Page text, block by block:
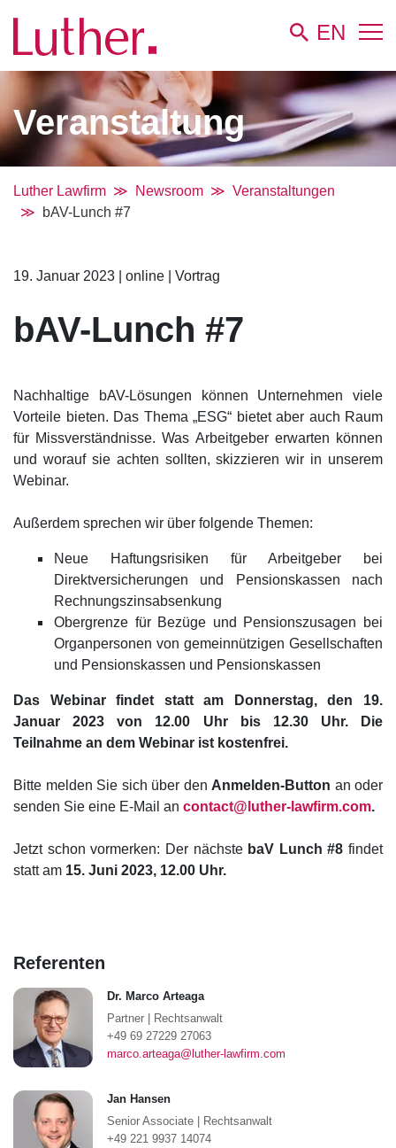
EN
Veranstaltung
Luther Lawfirm Newsroom
Veranstaltungen
bAV-Lunch #7
19. Januar 2023 online Vortrag
bAV-Lunch #7
Nachhaltige bAV-Lösungen können Unternehmen viele
Vorteile bieten. Das Thema „ESG“ bietet aber auch Raum
für Missverständnisse. Was Arbeitgeber erwarten können
und worauf sie achten sollten, skizzieren wir in unserem
Webinar.
Außerdem sprechen wir über folgende Themen:
Neue Haftungsrisiken für Arbeitgeber bei
Direktversicherungen und Pensionskassen nach
Rechnungszinsabsenkung
Obergrenze für Bezüge und Pensionszusagen bei
Organpersonen von gemeinnützigen Gesellschaften
und Pensionskassen und Pensionskassen
Das Webinar findet statt am Donnerstag, den 19.
Januar 2023 von 12.00 Uhr bis 12.30 Uhr. Die
Teilnahme an dem Webinar ist kostenfrei.
Bitte melden Sie sich über den Anmelden-Button an oder
senden Sie eine E-Mail an contact@luther-lawfirm.com.
Jetzt schon vormerken: Der nächste baV Lunch #8 findet
statt am 15. Juni 2023, 12.00 Uhr.
Referenten
Dr. Marco Arteaga
Partner
Rechtsanwalt
+49 69 27229 27063
marco.arteaga@luther-lawfirm.com
Jan Hansen
Senior Associate
Rechtsanwalt
+49 221 9937 14074